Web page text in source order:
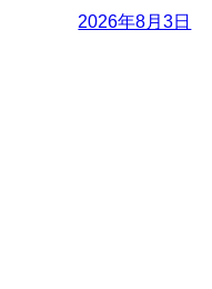
2026年8月3日